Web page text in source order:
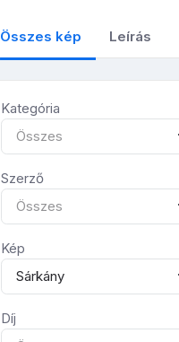
Összes kép Leírás
Kategória
Összes
Szerző
Összes
Kép
Sárkány
Díj